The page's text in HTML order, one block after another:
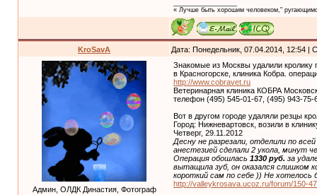
« Лучше быть хорошим человеком,"
KroSavA Дата: Понедельник, 07.04.2014, 12:54 |
Админ, ОЛДК Династия, Фотограф
Знакомые из Москвы удалили кролику
в Красногорске, клиника Кобра.
http://www.cobravet.ru
Ветеринарная клиника КОБРА
телефон (495) 545-01-67, (495) 943-75-
Вот в другом городе удаляли резцы
Город: Нижневартовск, возили в
Четверг, 29.11.2012
Десну не разрезали, отделили по
анестезией сделали 2 укола, минут
Операция обошлась 1330 руб. за
вытащила зуб, он оказался слишком
короткий сам по себе )) Не хотелось
http://valleykrosava.ucoz.ru/forum/150-